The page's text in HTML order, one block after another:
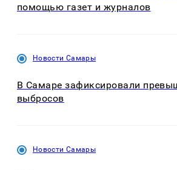
помощью газет и журналов
Новости Самары
В Самаре зафиксировали
выбросов
Новости Самары